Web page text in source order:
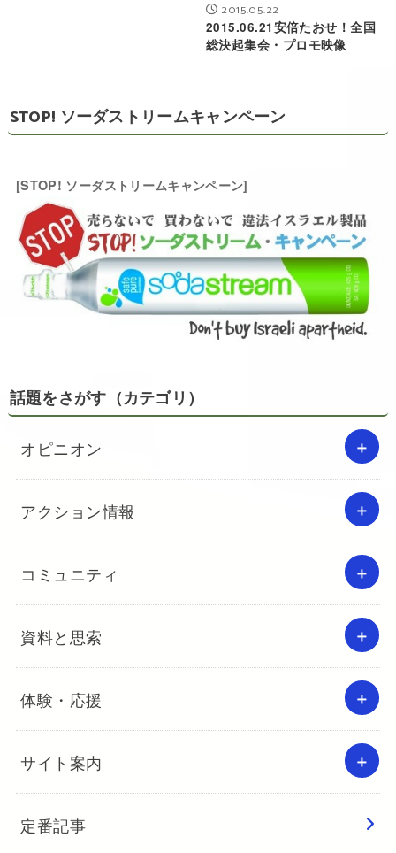
2015.05.22
2015.06.21安倍たおせ！全国
総決起集会・プロモ映像
STOP! ソーダストリームキャンペーン
[STOP! ソーダストリームキャンペーン]
話題をさがす（カテゴリ）
オピニオン
アクション情報
コミュニティ
資料と思索
体験・応援
サイト案内
定番記事